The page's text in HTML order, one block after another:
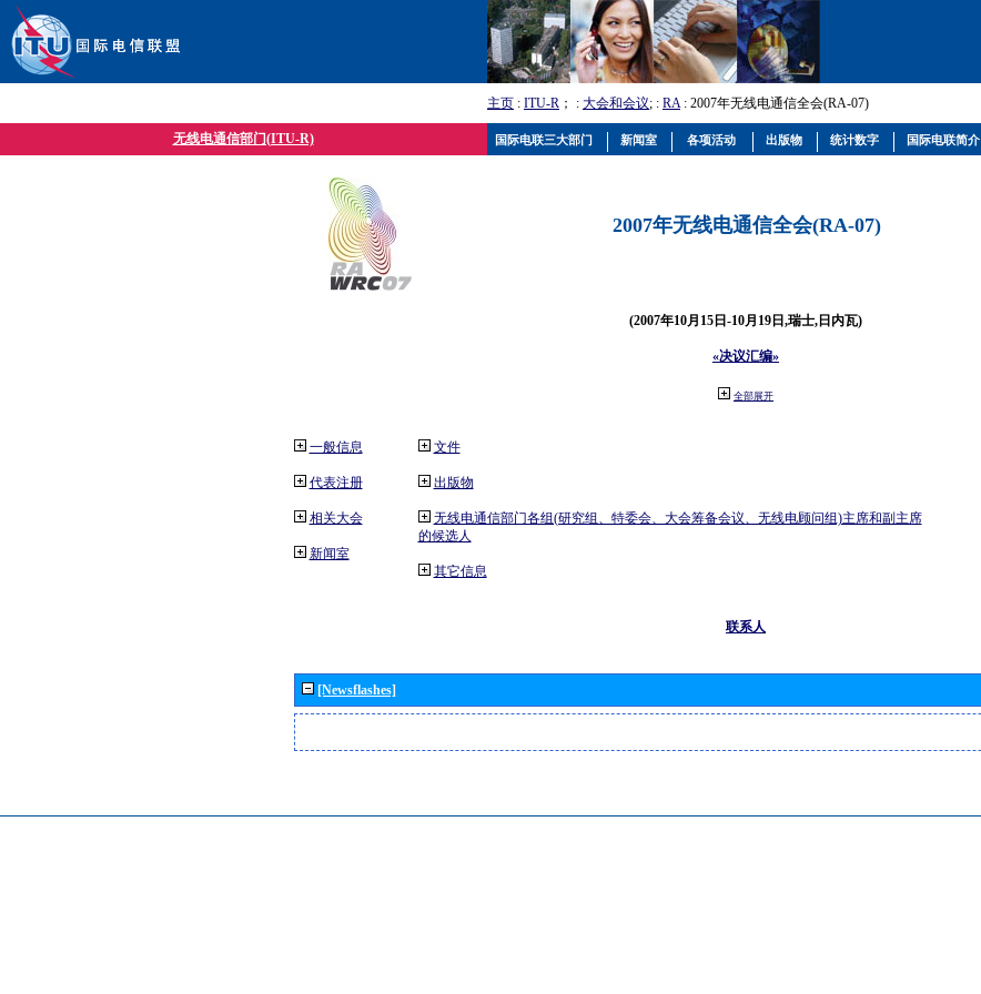
主页 : ITU-R ； : 大会和会议; : RA: 2007年无线电通信全会(RA-07)
无线电通信部门(ITU-R)
2007年无线电通信全会(RA-07)
(2007年10月15日-10月19日,瑞士,日内瓦)
«决议汇编»
全部展开
一般信息
代表注册
相关大会
新闻室
文件
出版物
无线电通信部门各组(研究组、特委会、大会筹备会议、无线电顾问组)主席和副主席
的候选人
其它信息
联系人
[Newsflashes]
国际电联三大部门 新闻室 各项活动 出版物 统计数字 国际电联简介